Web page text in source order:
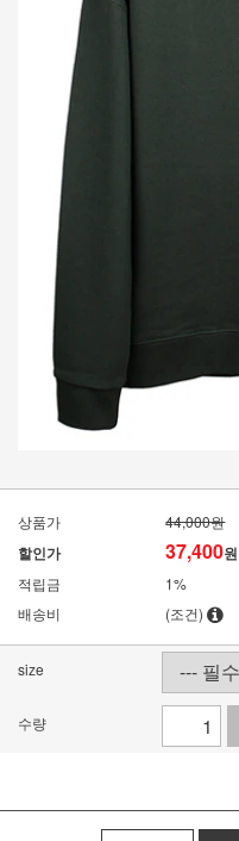
상품가 44,000원
할인가 37,400원
적립금
1%
배송비
(조건)
size
수량